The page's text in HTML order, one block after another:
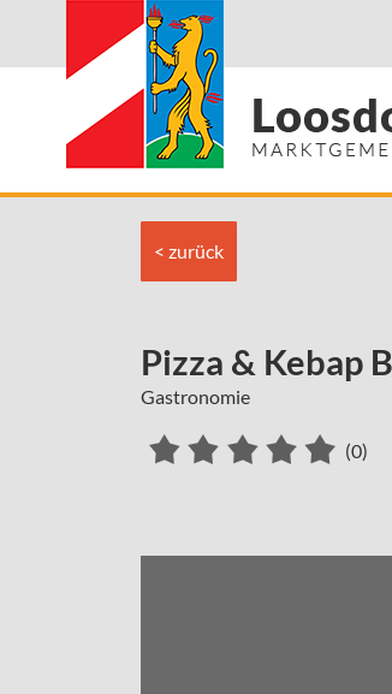
< zurück
Pizza & Kebap
Gastronomie
(0)